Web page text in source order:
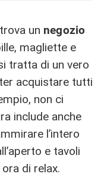
un negozio
magliette e
tratta di un vero
acquistare tutti
non ci
include anche
l’intero
e tavoli
di relax.